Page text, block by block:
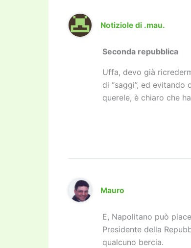
Notiziole di .mau.
Seconda repubblica
Uffa, devo già
di “saggi”, ed
querele, è chiaro che
Mauro
E, Napolitano può
Presidente della
qualcuno bercia.